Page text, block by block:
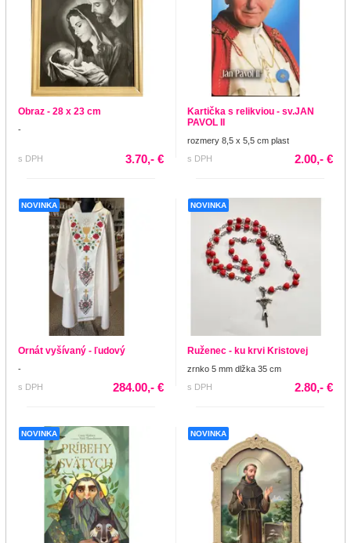
Obraz - 28 x 23 cm
-
s DPH 3.70,- €
Kartička s relikviou - sv.JAN
PAVOL II
rozmery 8,5 x 5,5 cm plast
s DPH
2.00,- €
NOVINKA
Ornát vyšívaný - ľudový
-
s DPH
284.00,- €
NOVINKA
Ruženec - ku krvi Kristovej
zrnko 5 mm dlžka 35 cm
s DPH
2.80,- €
NOVINKA NOVINKA